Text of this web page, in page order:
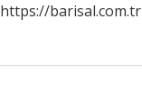
https://barisal.com.tr